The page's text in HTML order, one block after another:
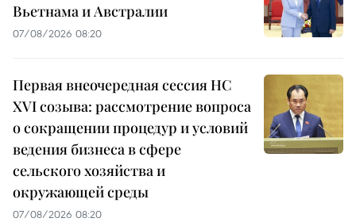
Вьетнама и Австралии
07/08/2026 08:20
Первая внеочередная сессия НС
XVI созыва: рассмотрение вопроса
о сокращении процедур и условий
ведения бизнеса в сфере
сельского хозяйства и
окружающей среды
07/08/2026 08:20